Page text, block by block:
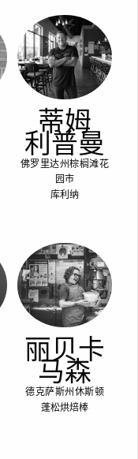
蒂姆
利普曼
佛罗里达州棕榈滩花
园市
库利纳
丽贝卡
马森
德克萨斯州休斯顿
蓬松烘焙棒